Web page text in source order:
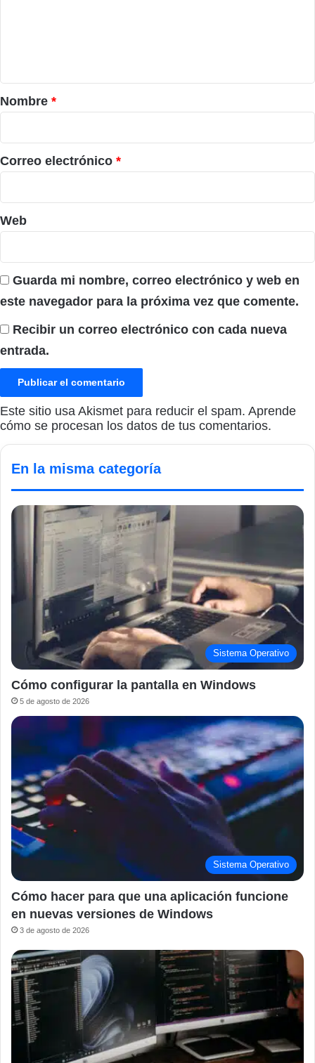
r
i
o
*
Nombre *
Correo electrónico *
Web
Guarda mi nombre, correo electrónico y web en
este navegador para la próxima vez que comente.
Recibir un correo electrónico con cada nueva
entrada.
Este sitio usa Akismet para reducir el spam. Aprende
cómo se procesan los datos de tus comentarios.
En la misma categoría
Sistema Operativo
Cómo configurar la pantalla en Windows
5 de agosto de 2026
Sistema Operativo
Cómo hacer para que una aplicación funcione
en nuevas versiones de Windows
3 de agosto de 2026